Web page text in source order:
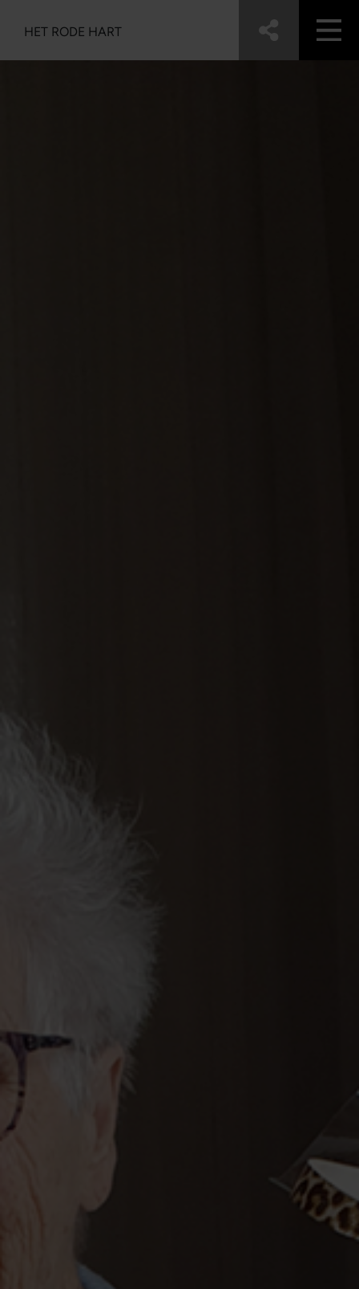
HET RODE HART